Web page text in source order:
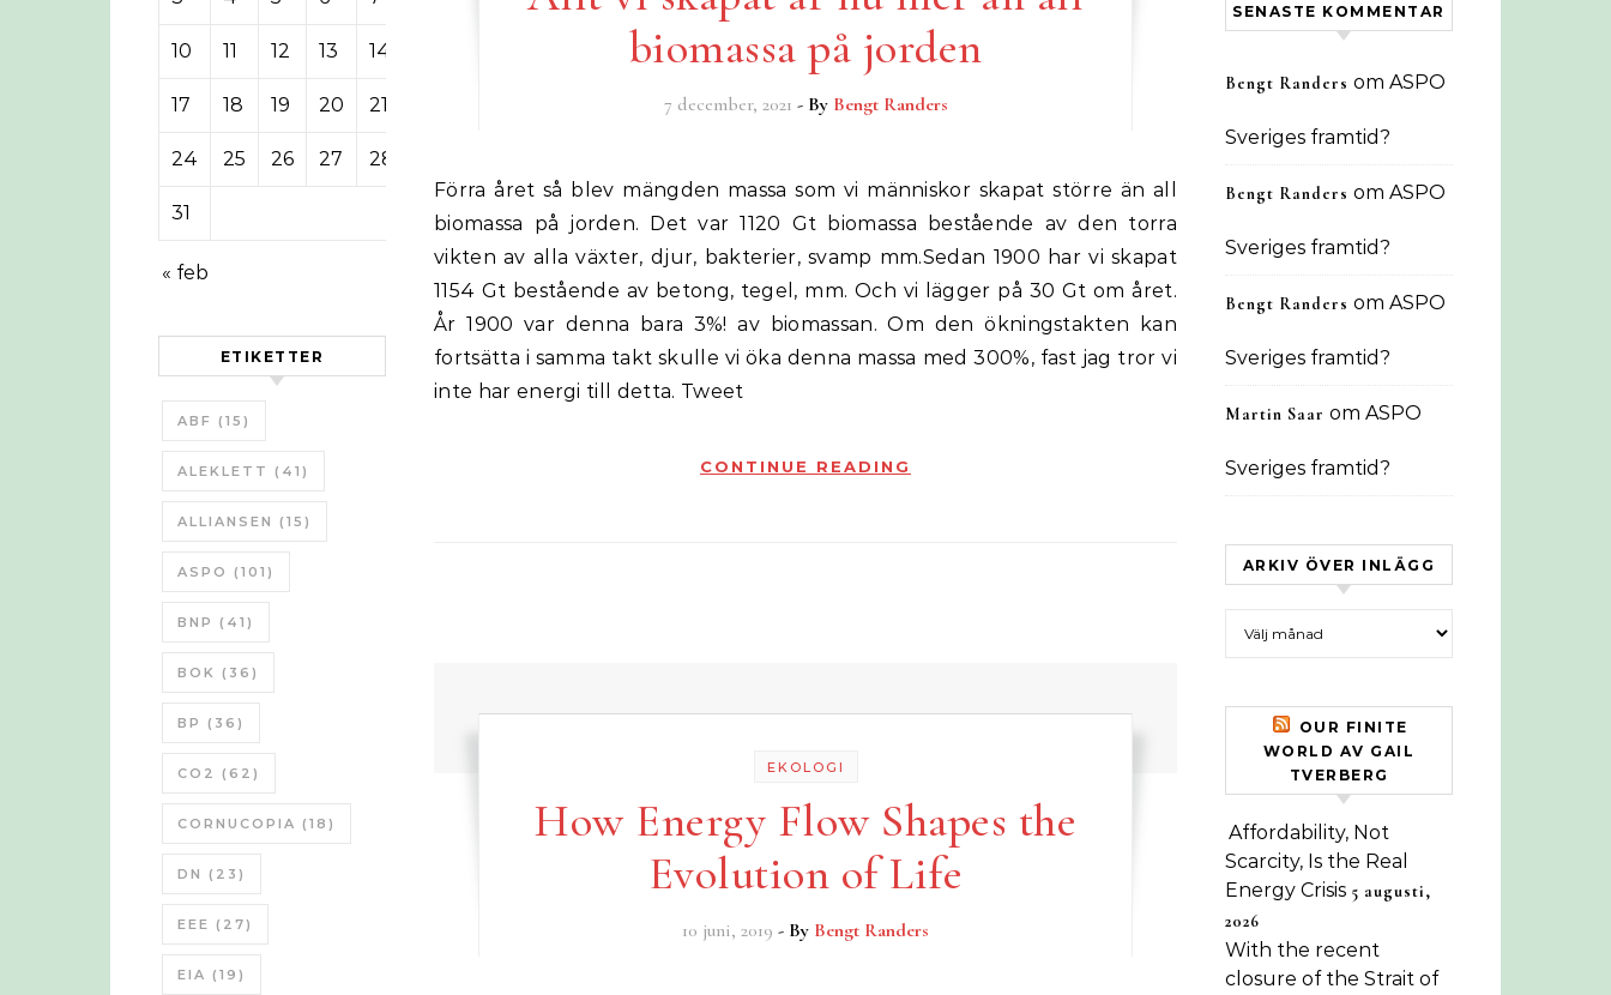
10 11 12 13 14
17 18 19 20 21
24 25 26 27 28
31
« feb
ETIKETTER
ABF (15)
ALEKLETT (41)
ALLIANSEN (15)
ASPO (101)
BNP (41)
BOK (36)
BP (36)
CO2 (62)
CORNUCOPIA (18)
DN (23)
EEE (27)
EIA (19)
biomassa på jorden
7 december, 2021 - By Bengt Randers
Förra året så blev mängden massa som vi människor skapat större än all
biomassa på jorden. Det var 1120 Gt biomassa bestående av den torra
vikten av alla växter, djur, bakterier, svamp mm.Sedan 1900 har vi skapat
1154 Gt bestående av betong, tegel, mm. Och vi lägger på 30 Gt om året.
År 1900 var denna bara 3%! av biomassan. Om den ökningstakten kan
fortsätta i samma takt skulle vi öka denna massa med 300%, fast jag tror vi
inte har energi till detta. Tweet
CONTINUE READING
EKOLOGI
How Energy Flow Shapes the
Evolution of Life
10 juni, 2019 - By Bengt Randers
SENASTE KOMMENTAR
Bengt Randers om ASPO
Sveriges framtid?
Bengt Randers om ASPO
Sveriges framtid?
Bengt Randers om ASPO
Sveriges framtid?
Martin Saar om ASPO
Sveriges framtid?
ARKIV ÖVER INLÄGG
OUR FINITE
WORLD AV GAIL
TVERBERG
Affordability, Not
Scarcity, Is the Real
Energy Crisis 5 augusti,
2026
With the recent
closure of the Strait of